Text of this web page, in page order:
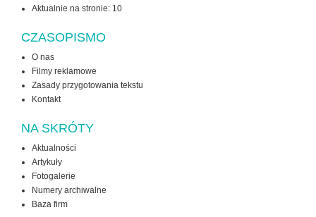
Aktualnie na stronie: 10
CZASOPISMO
O nas
Filmy reklamowe
Zasady przygotowania tekstu
Kontakt
NA SKRÓTY
Aktualności
Artykuły
Fotogalerie
Numery archiwalne
Baza firm